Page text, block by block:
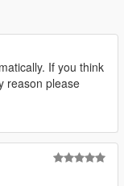
If you think
reason please